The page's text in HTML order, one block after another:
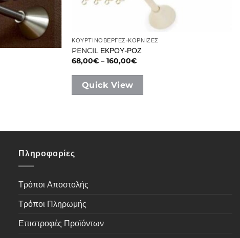
ΚΟΥΡΤΙΝΟΒΕΡΓΕΣ-ΚΟΡΝΙΖΕΣ
PENCIL ΕΚΡΟΥ-ΡΟΖ
68,00€ – 160,00€Price
68,00€
Quick View
Πληροφορίες
Τρόποι Αποστολής
Τρόποι Πληρωμής
Επιστροφές Προϊόντων